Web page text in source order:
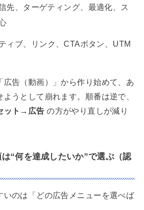
先、ターゲティング、最適化、ス
ィブ、リンク、CTAボタン、UTM
広告（動画）」から作り始めて、あ
うとして崩れます。順番は逆で、
ット→広告 の方がやり直しが減り
“何を達成したいか”で選ぶ（認
いのは「どの広告メニューを選べば